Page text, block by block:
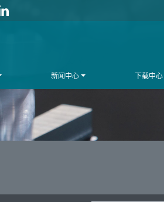
新闻中心 下载中心